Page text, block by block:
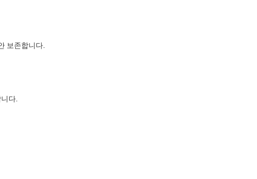
보존합니다.
다.